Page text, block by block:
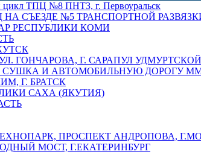
цикл ТПЦ №8 ПНТЗ, г. Первоуральск
СЪЕЗДЕ №5 ТРАНСПОРТНОЙ
РЕСПУБЛИКИ КОМИ
ГОНЧАРОВА, Г. САРАПУЛ
СУШКА И АВТОМОБИЛЬНУЮ ДОРОГУ
Г. БРАТСК
САХА (ЯКУТИЯ)
ПРОСПЕКТ АНДРОПОВА,
МОСТ, Г.ЕКАТЕРИНБУРГ